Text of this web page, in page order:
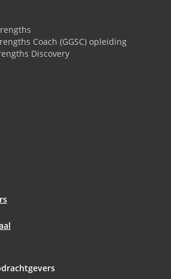
Coach (GGSC) opleiding
Discovery